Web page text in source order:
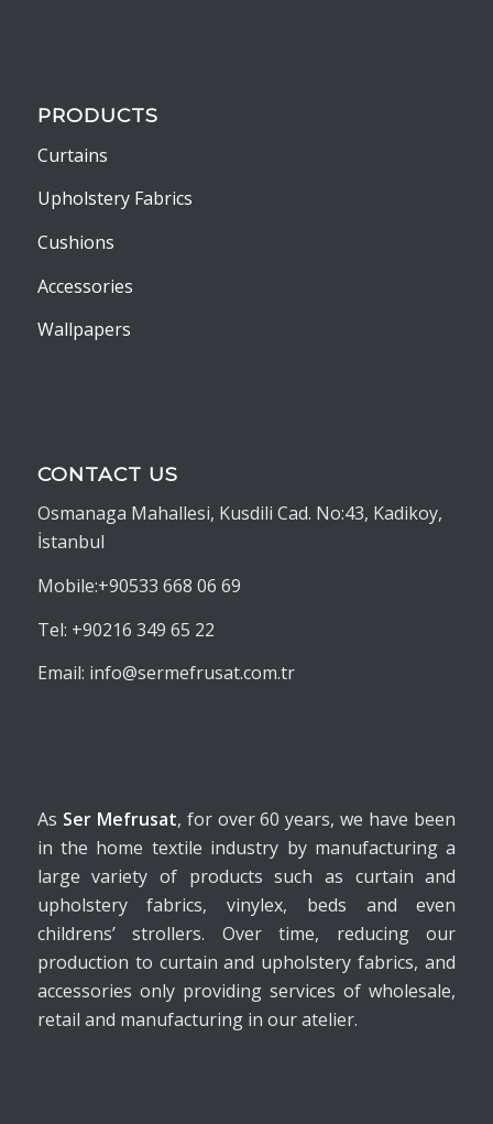
PRODUCTS
Curtains
Upholstery Fabrics
Cushions
Accessories
Wallpapers
CONTACT US
Osmanaga Mahallesi, Kusdili Cad. No:43, Kadikoy,
İstanbul
Mobile:+90533 668 06 69
Tel: +90216 349 65 22
Email: info@sermefrusat.com.tr
As Ser Mefrusat, for over 60 years, we have been
in the home textile industry by manufacturing a
large variety of products such as curtain and
upholstery fabrics, vinylex, beds and even
childrens’ strollers. Over time, reducing our
production to curtain and upholstery fabrics, and
accessories only providing services of wholesale,
retail and manufacturing in our atelier.